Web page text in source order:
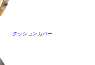
クッションカバー